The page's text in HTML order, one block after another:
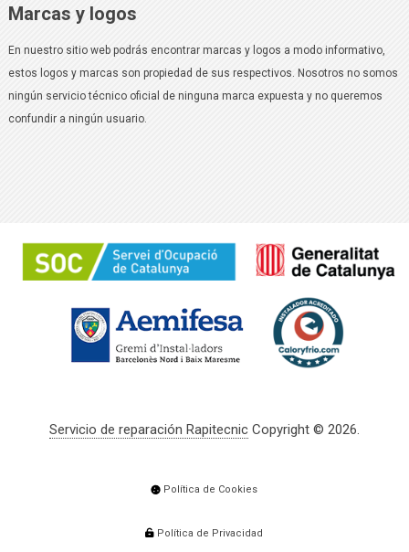
Marcas y logos
En nuestro sitio web podrás encontrar marcas y logos a modo informativo,
estos logos y marcas son propiedad de sus respectivos. Nosotros no somos
ningún servicio técnico oficial de ninguna marca expuesta y no queremos
confundir a ningún usuario.
Servicio de reparación RapitecnicCopyright © 2026.
Política de Cookies
Política de Privacidad